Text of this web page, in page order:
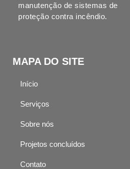
manutenção de sistemas de
proteção contra incêndio.
MAPA DO SITE
Início
Serviços
Sobre nós
Projetos concluídos
Contato